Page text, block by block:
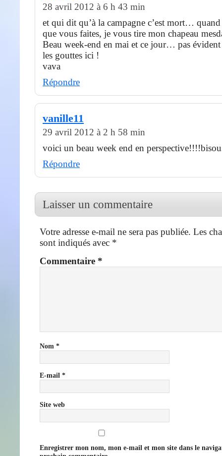
28 avril 2012 à 6 h 43 min
et qui dit qu’à la campagne c’est mort…
que vous faites, je vous tire mon chapeau
Beau week-end en mai et ce jour… pas évident
les gouttes ici !
vava
Répondre
vanille11
29 avril 2012 à 2 h 58 min
voici un beau week end en
Répondre
Laisser un commentaire
Votre adresse e-mail ne sera pas publiée. Les
sont indiqués avec *
Commentaire *
Nom *
E-mail *
Site web
Enregistrer mon nom, mon e-mail et mon site dans le